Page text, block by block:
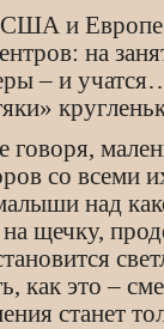
и Европе
на
– и
говоря,
со всеми
над
щечку,
как это –
станет